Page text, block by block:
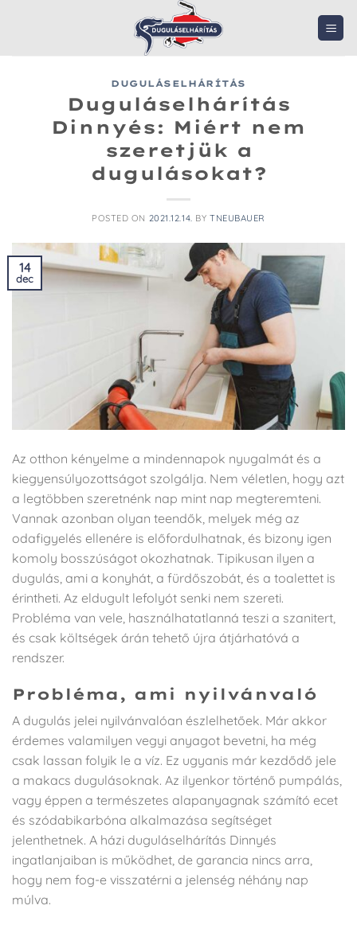
DUGULÁSELHÁRÍTÁS
Duguláselhárítás
Dinnyés: Miért nem
szeretjük a
dugulásokat?
POSTED ON 2021.12.14. BY TNEUBAUER
14
dec
Az otthon kényelme a mindennapok nyugalmát és a
kiegyensúlyozottságot szolgálja. Nem véletlen, hogy azt
a legtöbben szeretnénk nap mint nap megteremteni.
Vannak azonban olyan teendők, melyek még az
odafigyelés ellenére is előfordulhatnak, és bizony igen
komoly bosszúságot okozhatnak. Tipikusan ilyen a
dugulás, ami a konyhát, a fürdőszobát, és a toalettet is
érintheti. Az eldugult lefolyót senki nem szereti.
Probléma van vele, használhatatlanná teszi a szanitert,
és csak költségek árán tehető újra átjárhatóvá a
rendszer.
Probléma, ami nyilvánvaló
A dugulás jelei nyilvánvalóan észlelhetőek. Már akkor
érdemes valamilyen vegyi anyagot bevetni, ha még
csak lassan folyik le a víz. Ez ugyanis már kezdődő jele
a makacs dugulásoknak. Az ilyenkor történő pumpálás,
vagy éppen a természetes alapanyagnak számító ecet
és szódabikarbóna alkalmazása segítséget
jelenthetnek. A házi duguláselhárítás Dinnyés
ingatlanjaiban is működhet, de garancia nincs arra,
hogy nem fog-e visszatérni a jelenség néhány nap
múlva.